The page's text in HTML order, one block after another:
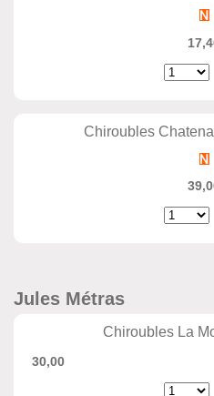
Chiroubles
Jules Métras
Chiroubles La
30,00